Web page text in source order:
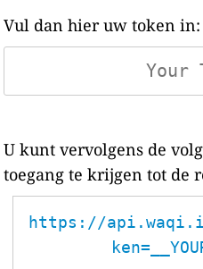
Vul dan hier uw token in:
U kunt vervolgens de
toegang te krijgen tot de
https://